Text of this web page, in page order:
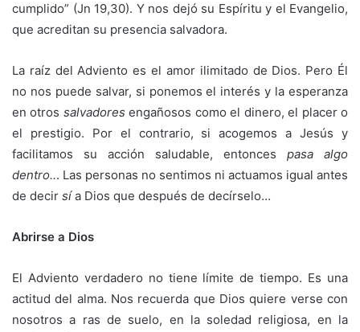
cumplido” (Jn 19,30). Y nos dejó su Espíritu y el Evangelio,
que acreditan su presencia salvadora.
La raíz del Adviento es el amor ilimitado de Dios. Pero Él
no nos puede salvar, si ponemos el interés y la esperanza
en otros salvadores engañosos como el dinero, el placer o
el prestigio. Por el contrario, si acogemos a Jesús y
facilitamos su acción saludable, entonces pasa algo
dentro... Las personas no sentimos ni actuamos igual antes
de decir sía Dios que después de decírselo…
Abrirse a Dios
El Adviento verdadero no tiene límite de tiempo. Es una
actitud del alma. Nos recuerda que Dios quiere verse con
nosotros a ras de suelo, en la soledad religiosa, en la